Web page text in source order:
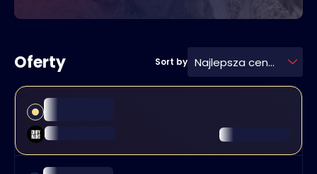
Oferty Sort by Najlepsza cena